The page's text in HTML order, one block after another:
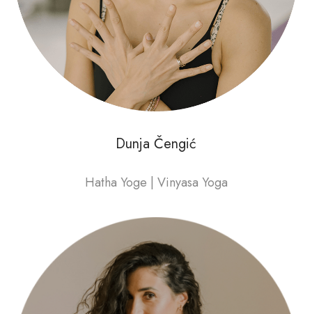
Dunja Čengić
Hatha Yoge | Vinyasa Yoga